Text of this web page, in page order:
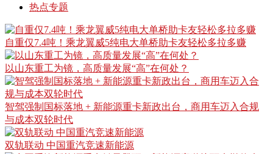
热点专题
自重仅7.4吨！乘龙翼威5纯电大单桥助卡友轻松多拉多赚
以山东重工为镜，高质量发展“高”在何处？
智驾强制国标落地 + 新能源重卡新政出台，商用车迈入合规
与成本双轮时代
双轨联动 中国重汽竞速新能源